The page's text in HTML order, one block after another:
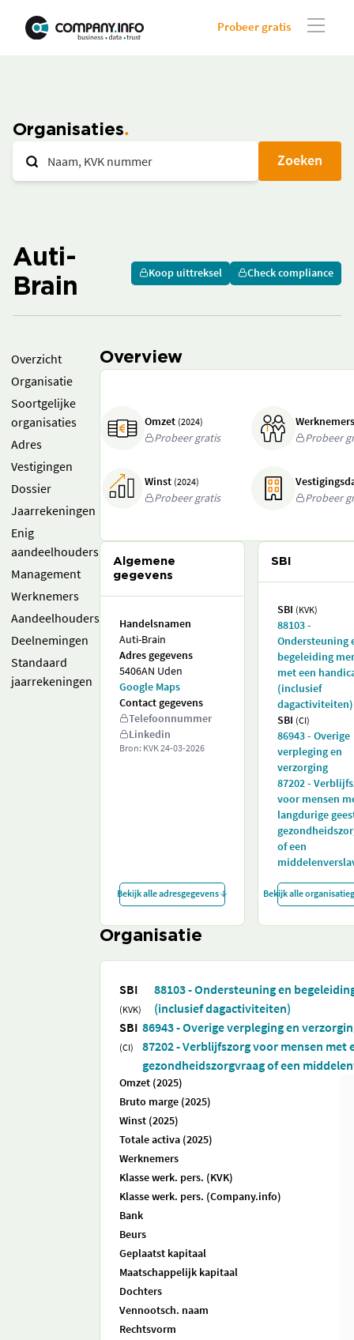
Probeer gratis
Organisaties
Zoeken
Auti-
Brain
Koop uittreksel Check compliance
Overzicht
Organisatie
Soortgelijke
organisaties
Adres
Vestigingen
Dossier
Jaarrekeningen
Enig
aandeelhouders
Management
Werknemers
Aandeelhouders
Deelnemingen
Standaard
jaarrekeningen
Overview
Omzet (2024)
Probeer gratis
Probeer
Winst (2024)
Probeer gratis
Probeer
Algemene
gegevens
Handelsnamen
Auti-Brain
Adres gegevens
5406AN Uden
Google Maps
Contact gegevens
Telefoonnummer
Linkedin
Bron: KVK24-03-2026
Bekijk alle adresgegevens
SBI
SBI (KVK)
88103 -
Ondersteuning
begeleiding
met een
(inclusief
dagactiviteiten)
SBI (CI)
86943 - Overige
verpleging en
verzorging
87202 -
voor mensen
langdurige
of een
Bekijk alle
Organisatie
SBI
(KVK)
88103 - Ondersteuning en
(inclusief dagactiviteiten)
SBI
(CI)
86943 - Overige verpleging en
87202 - Verblijfszorg voor mensen met
gezondheidszorgvraag of een
Omzet (2025)
Bruto marge (2025)
Winst (2025)
Totale activa (2025)
Werknemers
Klasse werk. pers. (KVK)
Klasse werk. pers. (Company.info)
Bank
Beurs
Geplaatst kapitaal
Maatschappelijk kapitaal
Dochters
Vennootsch. naam
Rechtsvorm